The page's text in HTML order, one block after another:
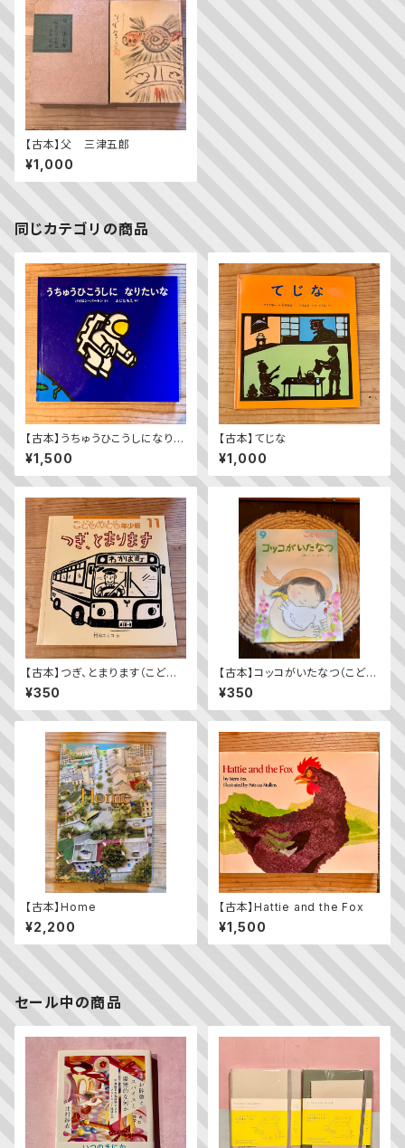
【古本】父 三津五郎
¥1,000
同じカテゴリの商品
【古本】うちゅうひこうしになりた
いな
¥1,500
【古本】てじな
¥1,000
【古本】つぎ、とまります（こども
のとも年少版 2009年11月
号）（第392号）
¥350
【古本】コッコがいたなつ（こども
のとも2023年9月号）
¥350
【古本】Home
¥2,200
【古本】Hattie and the Fox
¥1,500
セール中の商品